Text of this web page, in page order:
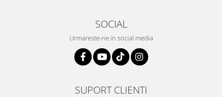
SOCIAL
Urmareste-ne in social media
SUPORT CLIENTI